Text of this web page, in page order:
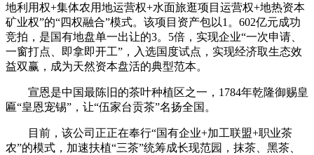
地利用权+集体农用地运营权+水面旅逛项目运营权+地热资本
矿业权”的“四权融合”模式。该项目资产包以1。602亿元成功
竞拍，是国有地盘单一出让的3。5倍，实现企业“一次申请、
一窗打点、即拿即开工”，入选国度试点，实现经济取生态效
益双赢，成为天然资本盘活的典型范本。
宣恩是中国最陈旧的茶叶种植区之一，1784年乾隆御赐皇
匾“皇恩宠锡”，让“伍家台贡茶”名扬全国。
目前，该公司正正在奉行“国有企业+加工联盟+职业茶
农”的模式，加速扶植“三茶”统筹成长现范园，抹茶、黑茶、